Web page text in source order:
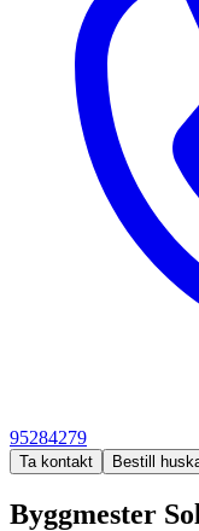
95284279
Ta kontakt Bestill
Byggmester